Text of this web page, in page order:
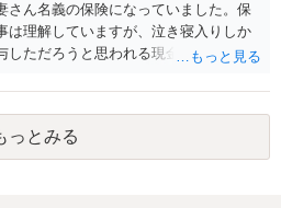
さん名義の保険になっていました。保
は理解していますが、泣き寝入りしか
しただろうと思われる現金の引き出し
のものですが、遺産全体での保険金
括払いで、保険金が掛け金の額と同様
て遺留分の対象となる可能性がありま
相手に渡ったかどうか、そのとき父
っとみる